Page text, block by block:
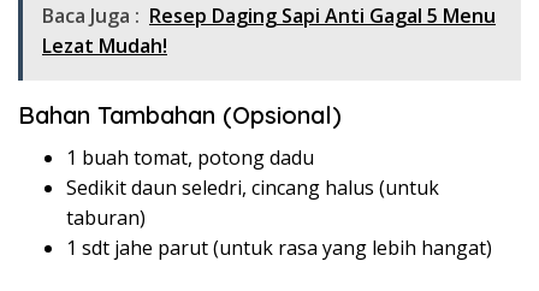
Baca Juga : Resep Daging Sapi Anti Gagal 5 Menu
Lezat Mudah!
Bahan Tambahan (Opsional)
1 buah tomat, potong dadu
Sedikit daun seledri, cincang halus (untuk
taburan)
1 sdt jahe parut (untuk rasa yang lebih hangat)